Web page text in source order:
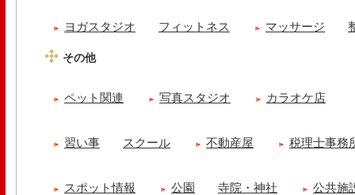
ヨガスタジオ フィットネス マッサージ
その他
ペット関連 写真スタジオ カラオケ店
習い事 スクール 不動産屋 税理士事務
スポット情報 公園 寺院・神社 公共施